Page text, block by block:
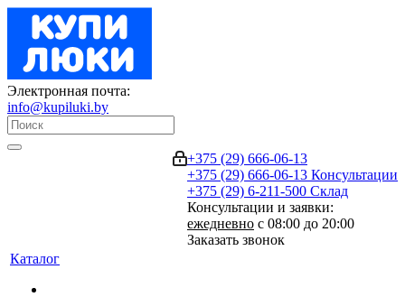
Электронная почта:
info@kupiluki.by
+375 (29) 666-06-13
+375 (29) 666-06-13 Консультации
+375 (29) 6-211-500 Склад
Консультации и заявки:
ежедневно с 08:00 до 20:00
Заказать звонок
Каталог